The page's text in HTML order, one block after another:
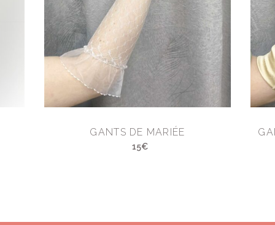
GANTS DE MARIÉE
15€